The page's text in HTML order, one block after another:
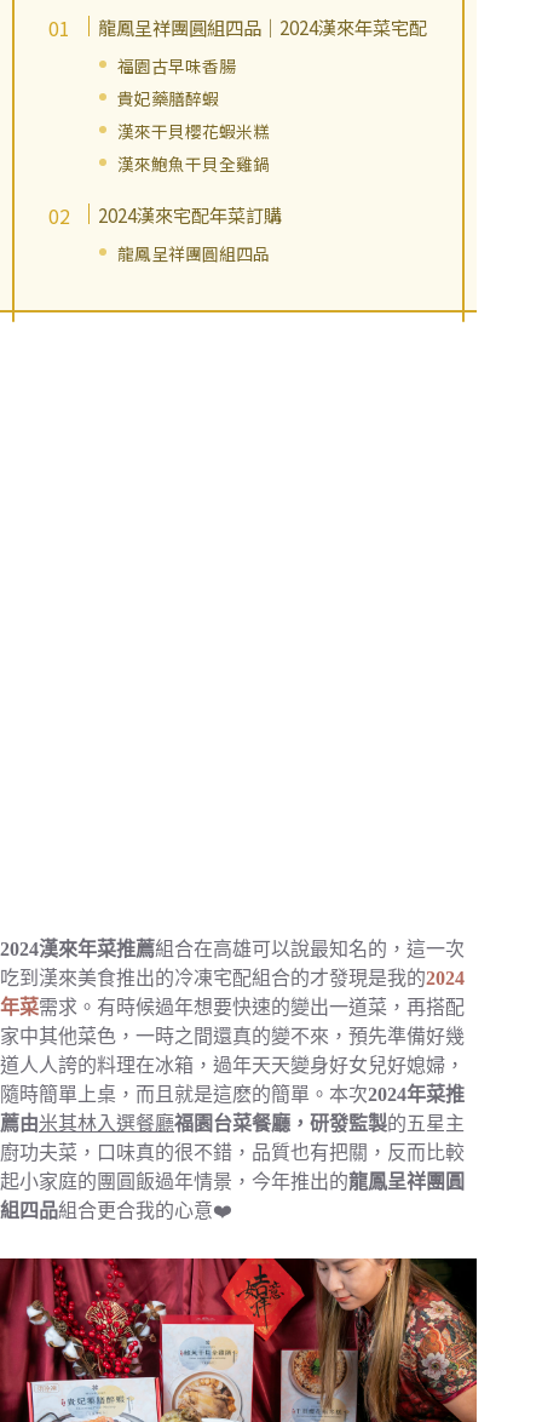
龍鳳呈祥團圓組四品｜2024漢來年菜宅配
福園古早味香腸
貴妃藥膳醉蝦
漢來干貝櫻花蝦米糕
漢來鮑魚干貝全雞鍋
2024漢來宅配年菜訂購
龍鳳呈祥團圓組四品
2024漢來年菜推薦組合在高雄可以說最知名的，這一次
吃到漢來美食推出的冷凍宅配組合的才發現是我的2024
年菜需求。有時候過年想要快速的變出一道菜，再搭配
家中其他菜色，一時之間還真的變不來，預先準備好幾
道人人誇的料理在冰箱，過年天天變身好女兒好媳婦，
隨時簡單上桌，而且就是這麽的簡單。本次2024年菜推
薦由米其林入選餐廳福園台菜餐廳，研發監製的五星主
廚功夫菜，口味真的很不錯，品質也有把關，反而比較
起小家庭的團圓飯過年情景，今年推出的龍鳳呈祥團圓
組四品組合更合我的心意❤️